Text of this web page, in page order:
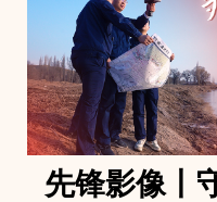
先锋影像丨